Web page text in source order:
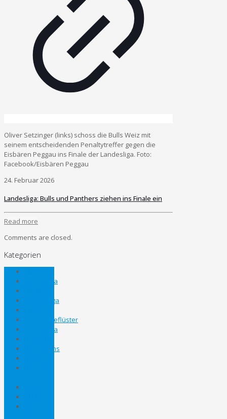
Oliver Setzinger (links) schoss die Bulls Weiz mit
seinem entscheidenden Penaltytreffer gegen die
Eisbären Peggau ins Finale der Landesliga. Foto:
Facebook/Eisbären Peggau
24. Februar 2026
Landesliga: Bulls und Panthers ziehen ins Finale ein
Read more
Comments are closed.
Kategorien
Bezirksliga
Gebietsliga
Kabinengeflüster
Landesliga
Nachwuchs